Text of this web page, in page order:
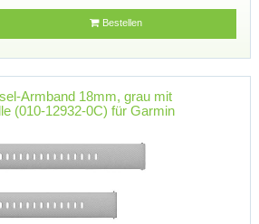
Bestellen
Armband 18mm, grau mit
(010-12932-0C) für Garmin